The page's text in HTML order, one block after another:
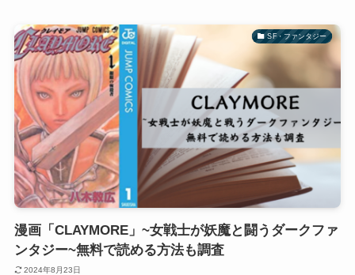
SF・ファンタジー
漫画「CLAYMORE」~女戦士が妖魔と闘うダークファ
ンタジー~無料で読める方法も調査
2024年8月23日